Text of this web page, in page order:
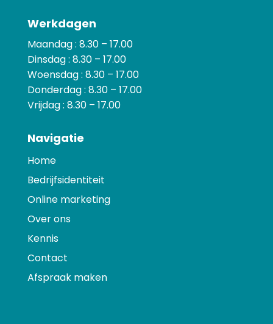
Werkdagen
Maandag : 8.30 – 17.00
Dinsdag : 8.30 – 17.00
Woensdag : 8.30 – 17.00
Donderdag : 8.30 – 17.00
Vrijdag : 8.30 – 17.00
Navigatie
Home
Bedrijfsidentiteit
Online marketing
Over ons
Kennis
Contact
Afspraak maken